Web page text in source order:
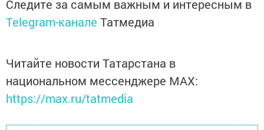
Следите за самым важным и интересным в
Telegram-канале Татмедиа
Читайте новости Татарстана в
национальном мессенджере MАХ:
https://max.ru/tatmedia